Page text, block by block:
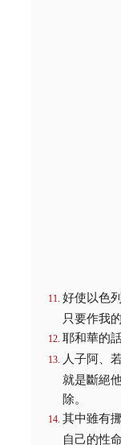
好使以色
只要作我
耶和華的
人子阿、
就是斷絕
除。
其中雖有
自己的性